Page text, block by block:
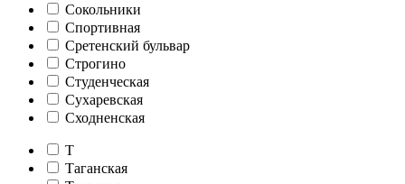
Сокольники
Спортивная
Сретенский бульвар
Строгино
Студенческая
Сухаревская
Сходненская
Т
Таганская